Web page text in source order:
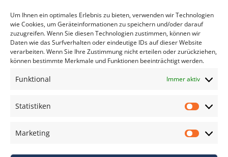
Um Ihnen ein optimales Erlebnis zu bieten, verwenden wir Technologien
wie Cookies, um Geräteinformationen zu speichern und/oder darauf
zuzugreifen. Wenn Sie diesen Technologien zustimmen, können wir
Daten wie das Surfverhalten oder eindeutige IDs auf dieser Website
verarbeiten. Wenn Sie Ihre Zustimmung nicht erteilen oder zurückziehen,
können bestimmte Merkmale und Funktionen beeinträchtigt werden.
Funktional Immer aktiv
Statistiken
Marketing
*